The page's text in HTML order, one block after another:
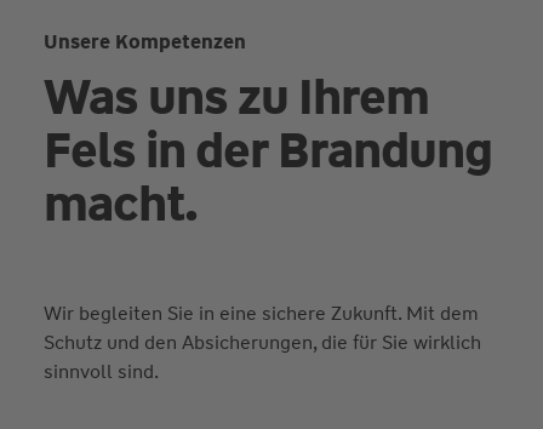
Unsere Kompetenzen
Was uns zu Ihrem
Fels in der Brandung
macht.
Wir begleiten Sie in eine sichere Zukunft. Mit dem
Schutz und den Absicherungen, die für Sie wirklich
sinnvoll sind.